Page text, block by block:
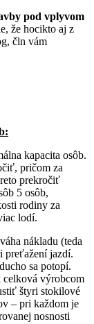
pod vplyvom
že hocikto aj z
čln vám
kapacita osôb.
pričom za
prekročiť
5 osôb,
rodiny za
lodí.
nákladu (teda
preťažení jazdí.
sa potopí.
celková výrobcom
štyri stokilové
– pri každom je
nosnosti